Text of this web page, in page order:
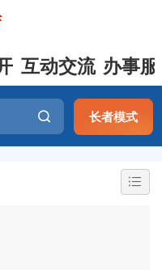
互动交流 办事
长者模式